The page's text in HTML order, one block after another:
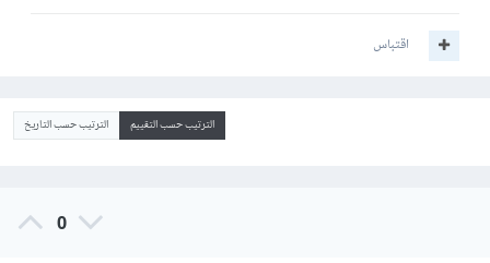
اقتباس
الترتيب حسب التقييم الترتيب حسب التاريخ
0